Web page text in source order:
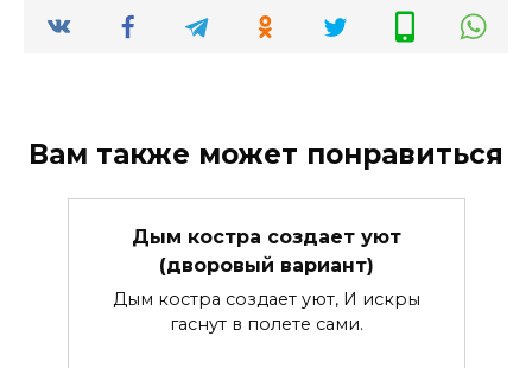
Вам также может понравиться
Дым костра создает уют
(дворовый вариант)
Дым костра создает уют, И искры
гаснут в полете сами.